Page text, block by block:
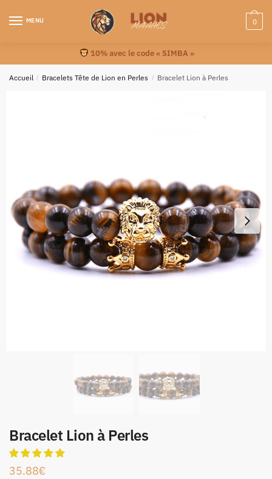
MENU 0
10% avec le code « SIMBA »
Accueil / Bracelets Tête de Lion en Perles / Bracelet Lion à Perles
Bracelet Lion à Perles
35.88€